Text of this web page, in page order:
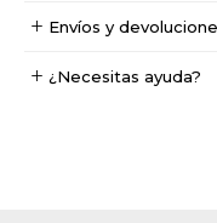
Envíos y
¿Necesitas ayuda?